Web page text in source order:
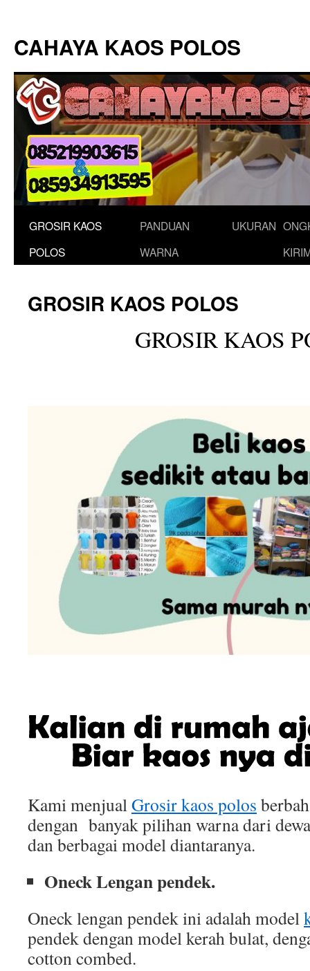
isi
CAHAYA KAOS POLOS
GROSIR KAOS
POLOS
PANDUAN
WARNA
UKURAN
GROSIR KAOS POLOS
GROSIR KAOS
Kami menjualGrosir kaos polos
dengan banyak pilihan warna dari
dan berbagai model diantaranya.
Oneck Lengan pendek.
Oneck lengan pendek ini adalah model
pendek dengan model kerah bulat,
cotton combed.